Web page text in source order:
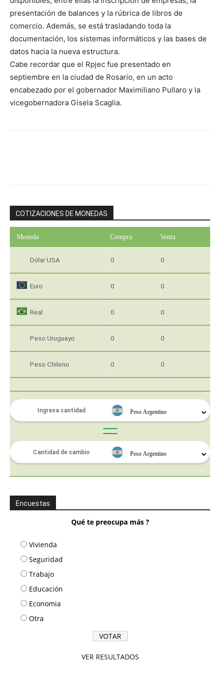
presentación de balances y la rúbrica de libros de
comercio. Además, se está trasladando toda la
documentación, los sistemas informáticos y las bases de
datos hacia la nueva estructura.
Cabe recordar que el Rpjec fue presentado en
septiembre en la ciudad de Rosario, en un acto
encabezado por el gobernador Maximiliano Pullaro y la
vicegobernadora Gisela Scaglia.
COTIZACIONES DE MONEDAS
Moneda Compra Venta
Dólar USA 0 0
Euro 0 0
Real 0 0
Peso Uruguayo 0 0
Peso Chileno 0 0
Encuestas
Qué te preocupa más ?
Vivienda
Seguridad
Trabajo
Educación
Economia
Otra
VER RESULTADOS